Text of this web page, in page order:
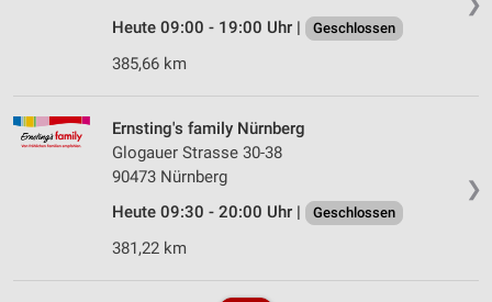
Heute 09:00 - 19:00 Uhr |
Geschlossen
385,66 km
❯
Ernsting's family Nürnberg
Glogauer Strasse 30-38
90473 Nürnberg
Heute 09:30 - 20:00 Uhr |
Geschlossen
381,22 km